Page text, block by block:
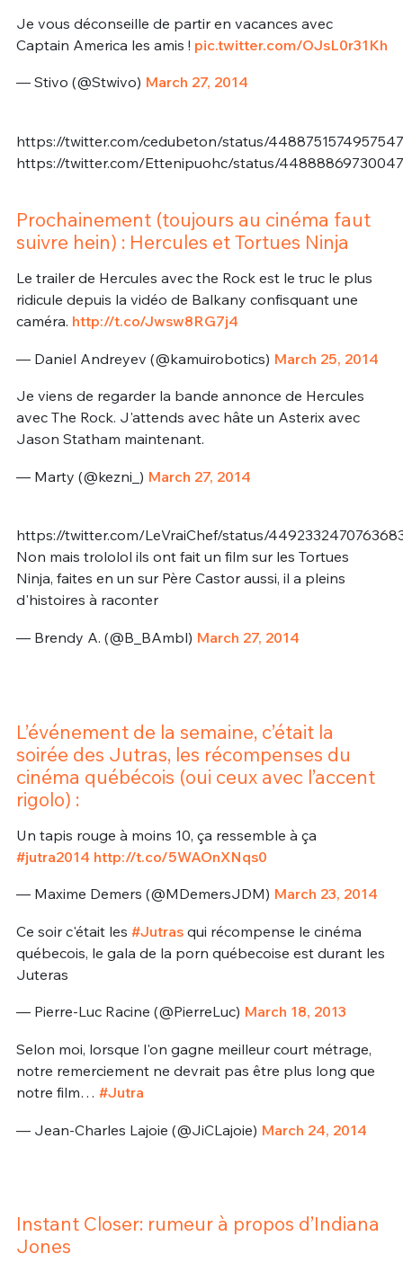
Je vous déconseille de partir en vacances avec
Captain America les amis ! pic.twitter.com/OJsL0r31Kh
— Stivo (@Stwivo) March 27, 2014
https://twitter.com/cedubeton/status/
https://twitter.com/Ettenipuohc/status/
Prochainement (toujours au cinéma faut
suivre hein) : Hercules et Tortues Ninja
Le trailer de Hercules avec the Rock est le truc le plus
ridicule depuis la vidéo de Balkany confisquant une
caméra. http://t.co/Jwsw8RG7j4
— Daniel Andreyev (@kamuirobotics) March 25, 2014
Je viens de regarder la bande annonce de Hercules
avec The Rock. J'attends avec hâte un Asterix avec
Jason Statham maintenant.
— Marty (@kezni_) March 27, 2014
https://twitter.com/LeVraiChef/status/
Non mais trololol ils ont fait un film sur les Tortues
Ninja, faites en un sur Père Castor aussi, il a pleins
d'histoires à raconter
— Brendy A. (@B_BAmbl) March 27, 2014
L’événement de la semaine, c’était la
soirée des Jutras, les récompenses du
cinéma québécois (oui ceux avec l’accent
rigolo) :
Un tapis rouge à moins 10, ça ressemble à ça
#jutra2014 http://t.co/5WAOnXNqs0
— Maxime Demers (@MDemersJDM) March 23, 2014
Ce soir c'était les #Jutrasqui récompense le cinéma
québecois, le gala de la porn québecoise est durant les
Juteras
— Pierre-Luc Racine (@PierreLuc) March 18, 2013
Selon moi, lorsque l'on gagne meilleur court métrage,
notre remerciement ne devrait pas être plus long que
notre film… #Jutra
— Jean-Charles Lajoie (@JiCLajoie) March 24, 2014
Instant Closer: rumeur à propos d’Indiana
Jones